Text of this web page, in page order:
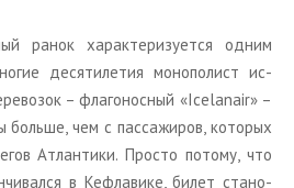
ранок ха­рак­те­ри­зу­ет­ся одним
де­ся­ти­ле­тия мо­но­по­лист ис­
– фла­го­нос­ный «Icelanair» –
боль­ше, чем с пас­са­жи­ров, ко­то­рых
Ат­лан­ти­ки. Про­сто по­то­му, что
в Ке­фла­ви­ке, билет ста­но­